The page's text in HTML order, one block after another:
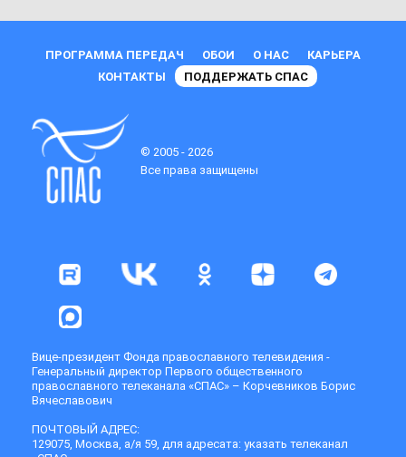
ПРОГРАММА ПЕРЕДАЧ ОБОИ О НАС
КАРЬЕРА
КОНТАКТЫ
ПОДДЕРЖАТЬ СПАС
© 2005 - 2026
Все права защищены
Вице-президент Фонда православного телевидения -
Генеральный директор Первого общественного
православного телеканала «СПАС» – Корчевников Борис
Вячеславович
ПОЧТОВЫЙ АДРЕС:
129075, Москва, а/я 59, для адресата: указать телеканал